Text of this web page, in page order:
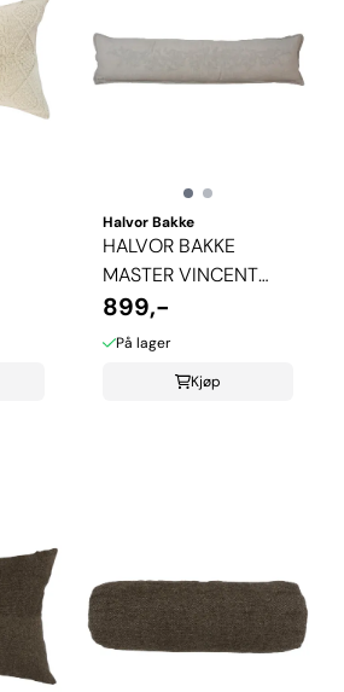
Halvor Bakke
HALVOR BAKKE
MASTER VINCENT
PUTETREKK
899,-
På lager
Kjøp